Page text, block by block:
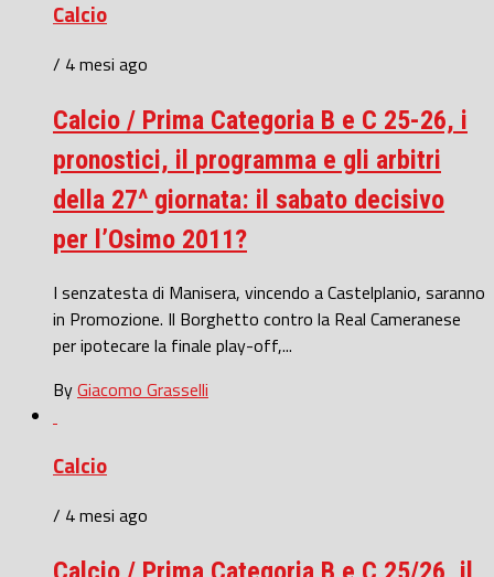
Calcio
/ 4 mesi ago
Calcio / Prima Categoria B e C 25-26, i
pronostici, il programma e gli arbitri
della 27^ giornata: il sabato decisivo
per l’Osimo 2011?
I senzatesta di Manisera, vincendo a Castelplanio, saranno
in Promozione. Il Borghetto contro la Real Cameranese
per ipotecare la finale play-off,...
ByGiacomo Grasselli
Calcio
/ 4 mesi ago